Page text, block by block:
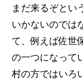
まだ来るぞとい
いかないのでは
て、例えば佐世
の一つになって
村の方ではいろ